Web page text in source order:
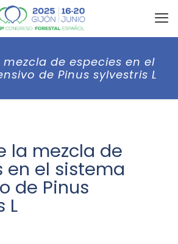
de especies en el
de Pinus sylvestris L
la mezcla de
en el sistema
de Pinus
L